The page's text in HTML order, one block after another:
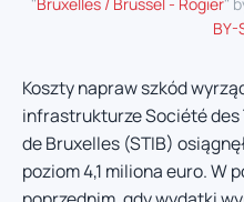
BY-
Koszty napraw szkód
infrastrukturze Société
de Bruxelles (STIB)
poziom 4,1 miliona euro. W